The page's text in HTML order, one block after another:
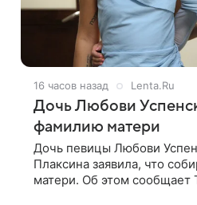
16 часов назад Lenta.Ru
Дочь Любови
фамилию матери
Дочь певицы Любови
Плаксина заявила, что
матери. Об этом сообщает